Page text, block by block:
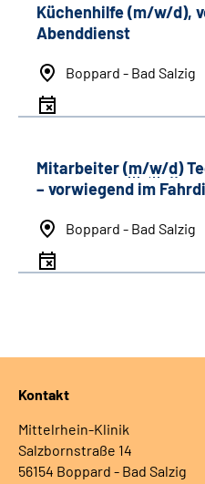
Küchenhilfe (m/w/d),
Abenddienst
Boppard - Bad Salzig
Mitarbeiter (m/w/d)
– vorwiegend im
Boppard - Bad Salzig
Kontakt
Mittelrhein-Klinik
Salzbornstraße 14
56154 Boppard - Bad Salzig